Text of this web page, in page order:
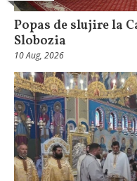
Popas de slujire la
Slobozia
10 Aug, 2026